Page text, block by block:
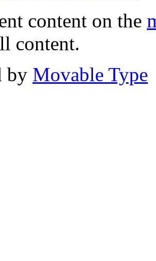
content on the
content.
by Movable Type